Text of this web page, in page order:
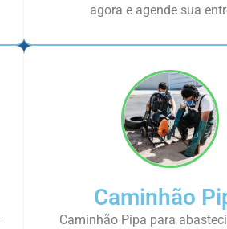
agora e agende sua
Caminhão
Caminhão Pipa para